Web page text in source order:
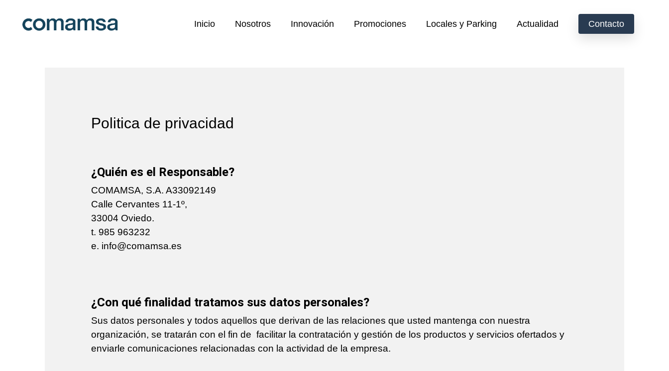
Inicio Nosotros Innovación Promociones Locales y Parking Actualidad Contacto
Politica de privacidad
¿Quién es el Responsable?
COMAMSA, S.A. A33092149
Calle Cervantes 11-1º,
33004 Oviedo.
t. 985 963232
e. info@comamsa.es
¿Con qué finalidad tratamos sus datos personales?
Sus datos personales y todos aquellos que derivan de las relaciones que usted mantenga con nuestra
organización, se tratarán con el fin de facilitar la contratación y gestión de los productos y servicios ofertados y
enviarle comunicaciones relacionadas con la actividad de la empresa.